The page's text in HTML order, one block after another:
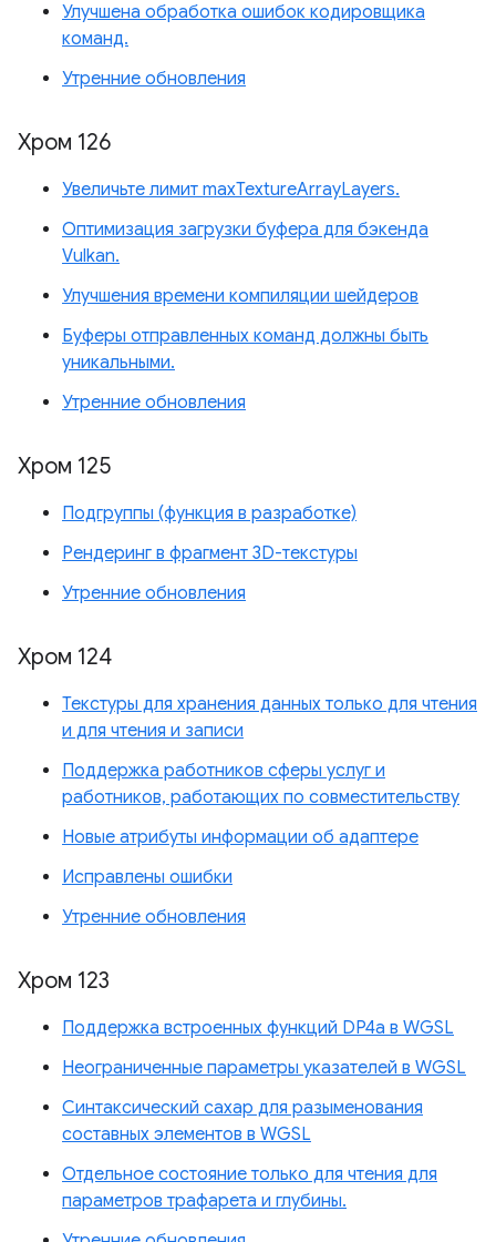
Улучшена обработка ошибок кодировщика
команд.
Утренние обновления
Хром 126
Увеличьте лимит maxTextureArrayLayers.
Оптимизация загрузки буфера для бэкенда
Vulkan.
Улучшения времени компиляции шейдеров
Буферы отправленных команд должны быть
уникальными.
Утренние обновления
Хром 125
Подгруппы (функция в разработке)
Рендеринг в фрагмент 3D-текстуры
Утренние обновления
Хром 124
Текстуры для хранения данных только для чтения
и для чтения и записи
Поддержка работников сферы услуг и
работников, работающих по совместительству
Новые атрибуты информации об адаптере
Исправлены ошибки
Утренние обновления
Хром 123
Поддержка встроенных функций DP4a в WGSL
Неограниченные параметры указателей в WGSL
Синтаксический сахар для разыменования
составных элементов в WGSL
Отдельное состояние только для чтения для
параметров трафарета и глубины.